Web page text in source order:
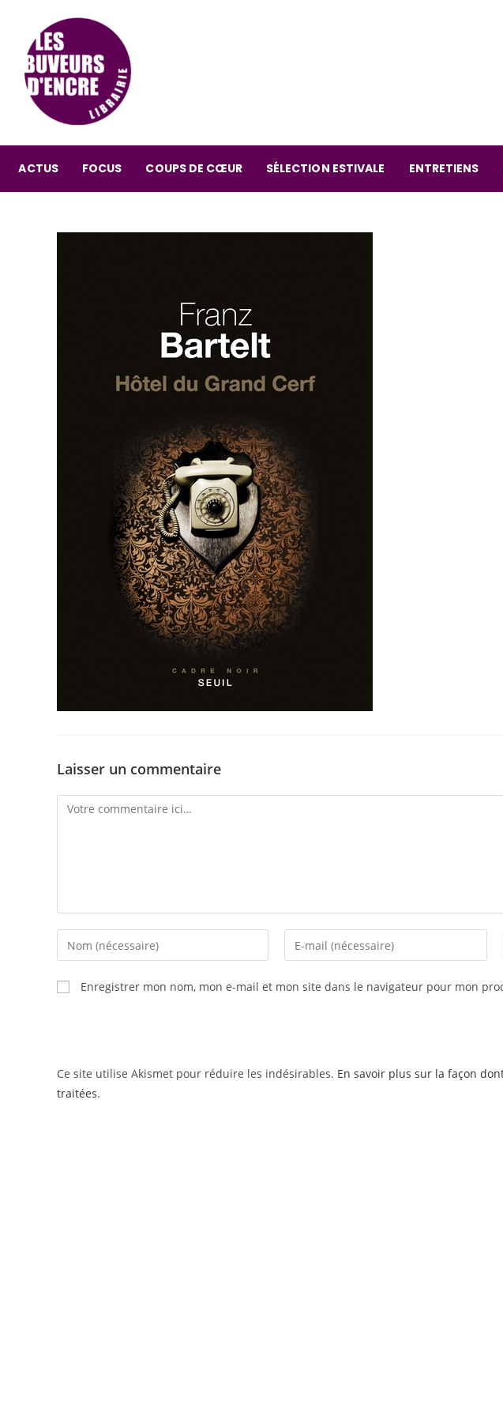
ACTUS FOCUS COUPS DE CŒUR SÉLECTION ESTIVALE ENTRETIENS
Laisser un commentaire
Enregistrer mon nom, mon e-mail et mon site dans le navigateur pour mon
Ce site utilise Akismet pour réduire les indésirables. En savoir plus sur la façon
traitées.